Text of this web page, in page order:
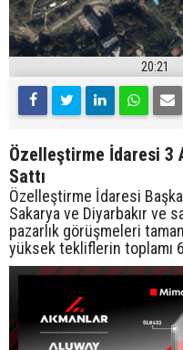
20:21
Özelleştirme İdaresi 3
Sattı
Özelleştirme İdaresi
Sakarya ve Diyarbakır ve
pazarlık görüşmeleri
yüksek tekliflerin toplamı